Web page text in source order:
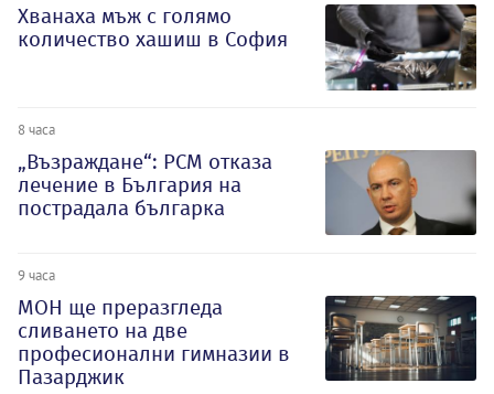
Хванаха мъж с голямо
количество хашиш в София
8 часа
„Възраждане“: РСМ отказа
лечение в България на
пострадала българка
9 часа
МОН ще преразгледа
сливането на две
професионални гимназии в
Пазарджик